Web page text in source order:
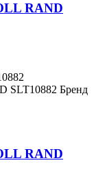
RAND
SLT10882 Бренд
RAND